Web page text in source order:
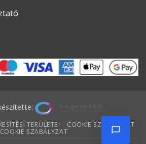
TERÜLETEI
COOKIE SZABÁLYZAT
COOKIE SZABÁLYZAT